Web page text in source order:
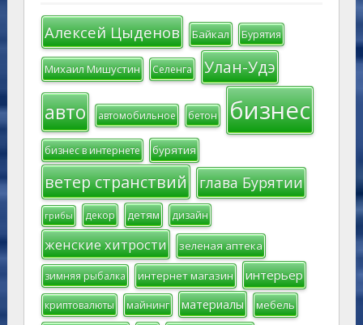
Алексей Цыденов Байкал Бурятия
Михаил Мишустин Селенга Улан-Удэ
авто автомобильное бетон бизнес
бизнес в интернете бурятия
ветер странствий глава Бурятии
грибы декор детям дизайн
женские хитрости зеленая аптека
зимняя рыбалка интернет магазин интерьер
криптовалюты майнинг материалы мебель